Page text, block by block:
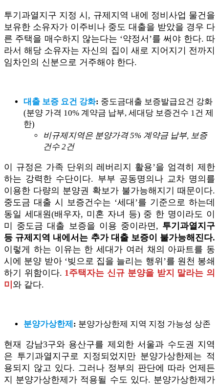
투기과열지구 지정 시, 규제지역 내에 정비사업 물건을
보유한 소유자가 이주비나 중도 대출을 받았을 경우 다
른 주택을 매수하지 않는다는 ‘약정서’를 써야 한다. 따
라서 해당 소유자는 자신의 집이 새로 지어지기 전까지
임차인의 신분으로 거주해야 한다.
대출 보증 요건 강화: 중도금대출 보증발급요건 강화
(분양 가격 10% 계약금 납부, 세대당 보증건수 1건 제
한)
비규제지역은 분양가격 5% 계약금 납부, 보증
건수 2건
이 규정은 가족 단위의 레버리지 활용’을 엄격히 제한
하는 강력한 수단이다. 부부 공동명의나 교차 명의를
이용한 다량의 분양권 확보가 불가능해지기 때문이다.
중도금 대출 시 보증건수는 ‘세대’를 기준으로 하는데
동일 세대원(배우자, 미혼 자녀 등) 중 한 명이라도 이
미 중도금 대출 보증을 이용 중이라면, 투기과열지구
등 규제지역 내에서는 추가 대출 보증이 불가능해진다.
이렇게 하는 이유는 한 세대가 여러 채의 아파트를 동
시에 분양 받아 ‘빚으로 집을 늘리는 행위’를 원천 봉쇄
하기 위함이다. 1주택자는 신규 분양을 받지 말라는 의
미 와 같다.
분양가상한제 : 분양가상한제 지역 지정 가능성 상존
현재 강남3구와 용산구를 제외한 서울과 수도권 지역
은 투기과열지구로 지정되었지만 분양가상한제는 적
용되지 않고 있다. 그러나 정부의 판단에 따라 언제든
지 분양가상한제가 적용될 수도 있다. 분양가상한제가